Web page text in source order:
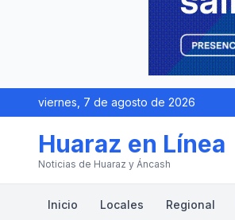
viernes, 7 de agosto de 2026
Huaraz en Línea
Noticias de Huaraz y Áncash
Inicio Locales Regional